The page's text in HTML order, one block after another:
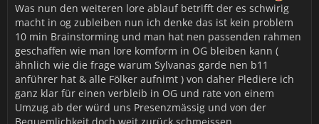
Was nun den weiteren lore ablauf betrifft der es schwirig
macht in og zubleiben nun ich denke das ist kein problem
10 min Brainstorming und man hat nen passenden rahmen
geschaffen wie man lore komform in OG bleiben kann (
ähnlich wie die frage warum Sylvanas garde nen b11
anführer hat & alle Fölker aufnimt ) von daher Plediere ich
ganz klar für einen verbleib in OG und rate von einem
Umzug ab der würd uns Presenzmässig und von der